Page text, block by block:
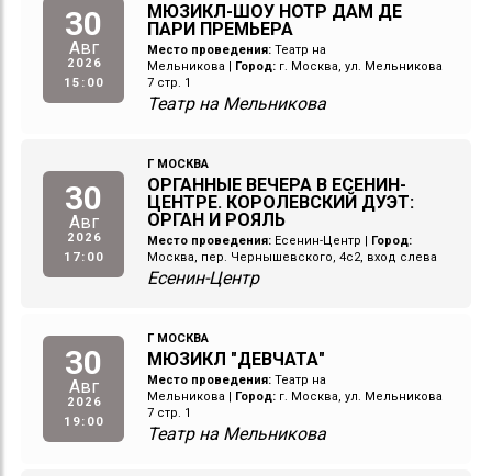
30
Авг
2026
15:00
МЮЗИКЛ-ШОУ НОТР ДАМ ДЕ
ПАРИ ПРЕМЬЕРА
Место проведения: Театр на
Мельникова
Город: г. Москва, ул. Мельникова
7 стр. 1
Театр на Мельникова
30
Авг
2026
17:00
Г МОСКВА
ОРГАННЫЕ ВЕЧЕРА В ЕСЕНИН-
ЦЕНТРЕ. КОРОЛЕВСКИЙ ДУЭТ:
ОРГАН И РОЯЛЬ
Место проведения: Есенин-Центр
Город:
Москва, пер. Чернышевского, 4с2, вход слева
Есенин-Центр
30
Авг
2026
19:00
Г МОСКВА
МЮЗИКЛ "ДЕВЧАТА"
Место проведения: Театр на
Мельникова
Город: г. Москва, ул. Мельникова
7 стр. 1
Театр на Мельникова